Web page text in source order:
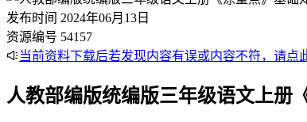
发布时间 2024年06月13日
资源编号 54157
当前资料下载后若发现内容有误或内容不符，请点
人教部编版统编版三年级语文上册